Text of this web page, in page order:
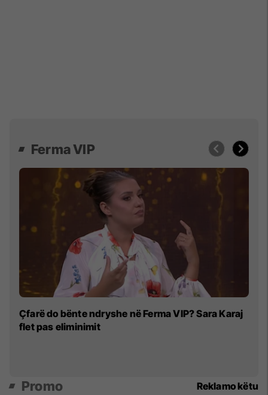
Ferma VIP
Çfarë do bënte ndryshe në Ferma VIP? Sara Karaj
flet pas eliminimit
Promo Reklamo këtu